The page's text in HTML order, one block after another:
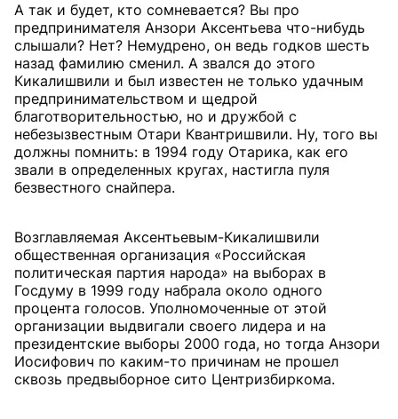
А так и будет, кто сомневается? Вы про
предпринимателя Анзори Аксентьева что-нибудь
слышали? Нет? Немудрено, он ведь годков шесть
назад фамилию сменил. А звался до этого
Кикалишвили и был известен не только удачным
предпринимательством и щедрой
благотворительностью, но и дружбой с
небезызвестным Отари Квантришвили. Ну, того вы
должны помнить: в 1994 году Отарика, как его
звали в определенных кругах, настигла пуля
безвестного снайпера.
Возглавляемая Аксентьевым-Кикалишвили
общественная организация «Российская
политическая партия народа» на выборах в
Госдуму в 1999 году набрала около одного
процента голосов. Уполномоченные от этой
организации выдвигали своего лидера и на
президентские выборы 2000 года, но тогда Анзори
Иосифович по каким-то причинам не прошел
сквозь предвыборное сито Центризбиркома.